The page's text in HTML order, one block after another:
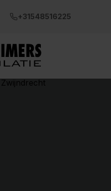
+31548516225